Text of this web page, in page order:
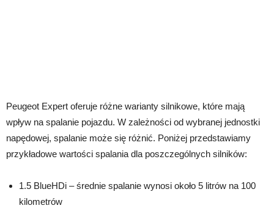
Peugeot Expert oferuje różne warianty silnikowe, które mają
wpływ na spalanie pojazdu. W zależności od wybranej jednostki
napędowej, spalanie może się różnić. Poniżej przedstawiamy
przykładowe wartości spalania dla poszczególnych silników:
1.5 BlueHDi – średnie spalanie wynosi około 5 litrów na 100
kilometrów